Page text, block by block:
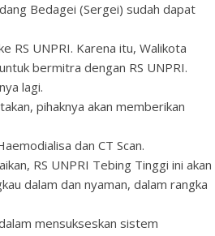
Bedagei (Sergei) sudah dapat
RS UNPRI. Karena itu, Walikota
bermitra dengan RS UNPRI.
lagi.
pihaknya akan memberikan
dan CT Scan.
RS UNPRI Tebing Tinggi ini akan
dalam dan nyaman, dalam rangka
mensukseskan sistem